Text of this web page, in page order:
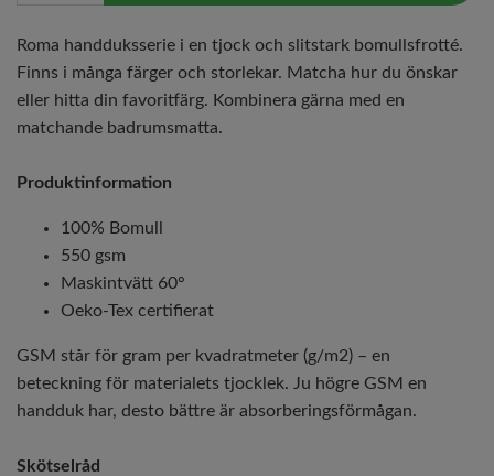
Roma handduksserie i en tjock och slitstark bomullsfrotté.
Finns i många färger och storlekar. Matcha hur du önskar
eller hitta din favoritfärg. Kombinera gärna med en
matchande badrumsmatta.
Produktinformation
100% Bomull
550 gsm
Maskintvätt 60°
Oeko-Tex certifierat
GSM står för gram per kvadratmeter (g/m2) – en
beteckning för materialets tjocklek. Ju högre GSM en
handduk har, desto bättre är absorberingsförmågan.
Skötselråd